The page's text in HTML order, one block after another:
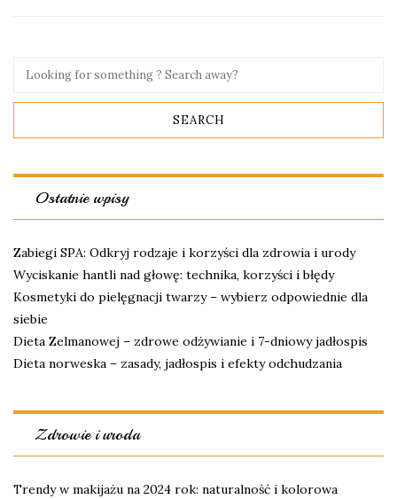
Ostatnie wpisy
Zabiegi SPA: Odkryj rodzaje i korzyści dla zdrowia i urody
Wyciskanie hantli nad głowę: technika, korzyści i błędy
Kosmetyki do pielęgnacji twarzy – wybierz odpowiednie dla
siebie
Dieta Zelmanowej – zdrowe odżywianie i 7-dniowy jadłospis
Dieta norweska – zasady, jadłospis i efekty odchudzania
Zdrowie i uroda
Trendy w makijażu na 2024 rok: naturalność i kolorowa